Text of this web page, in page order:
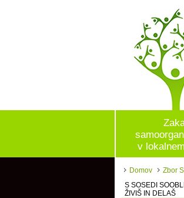
v
Domov
Zbor
S SOSEDI
ŽIVIŠ IN DELAŠ